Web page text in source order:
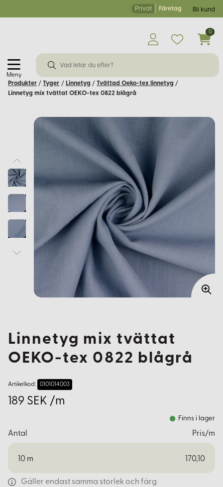
Privat Företag Bli kund
Meny
0
Produkter / Tyger / Linnetyg / Tvättad Oeko-tex linnetyg /
Linnetyg mix tvättat OEKO-tex 0822 blågrå
Linnetyg mix tvättat
OEKO-tex 0822 blågrå
Artikelkod: 0101014003
189 SEK /m
Finns i lager
Antal Pris/m
10 m 170,10
Gäller endast samma storlek och färg